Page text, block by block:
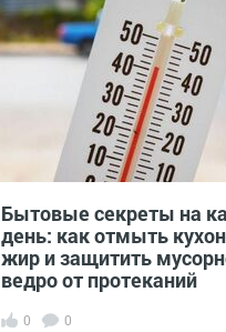
Бытовые секреты на
день: как отмыть
жир и защитить
ведро от протеканий
0 0